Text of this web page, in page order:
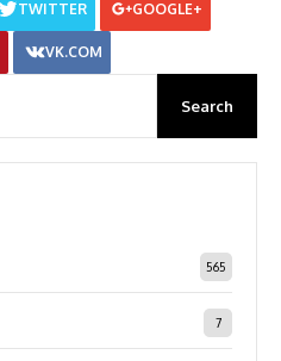
TWITTER GOOGLE+
VK.COM
565
7